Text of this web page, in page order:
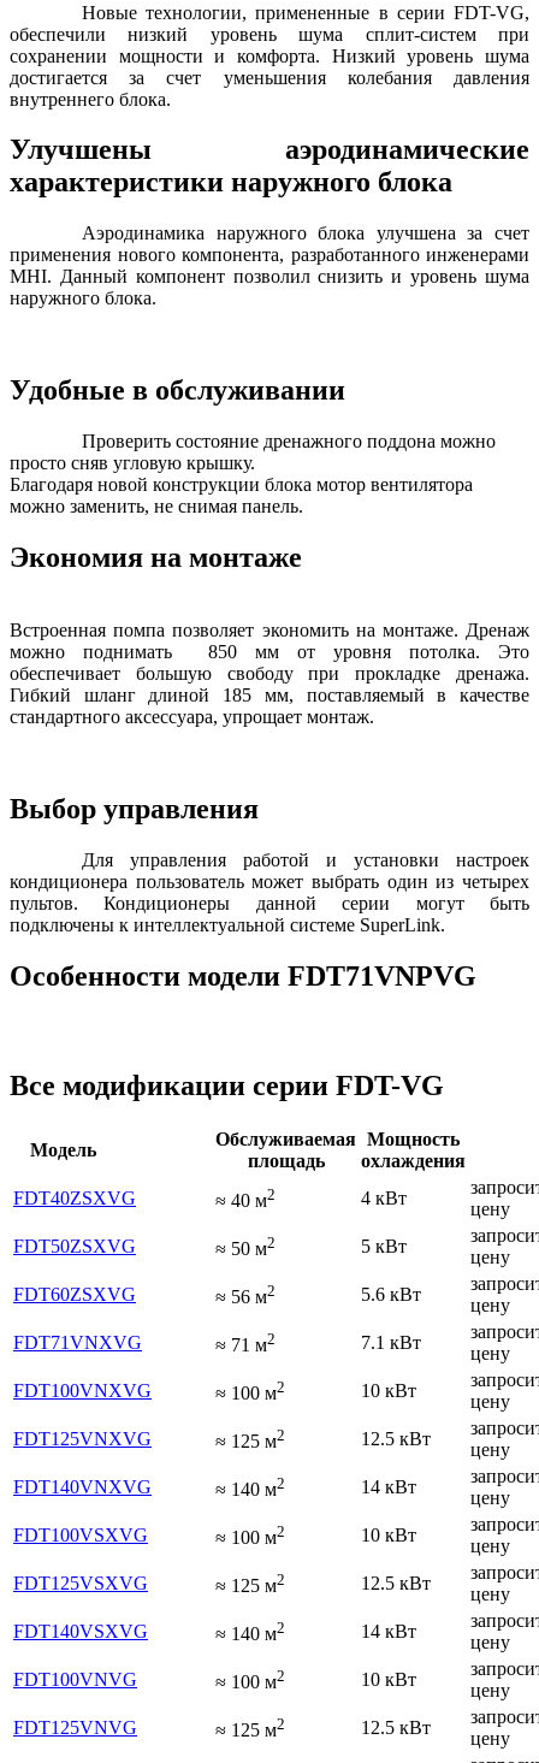
Новые технологии, примененные в серии FDT-VG,
обеспечили низкий уровень шума сплит-систем при
сохранении мощности и комфорта. Низкий уровень шума
достигается за счет уменьшения колебания давления
внутреннего блока.
Улучшены аэродинамические
характеристики наружного блока
Аэродинамика наружного блока улучшена за счет
применения нового компонента, разработанного инженерами
MHI. Данный компонент позволил снизить и уровень шума
наружного блока.
Удобные в обслуживании
Проверить состояние дренажного поддона можно
просто сняв угловую крышку.
Благодаря новой конструкции блока мотор вентилятора
можно заменить, не снимая панель.
Экономия на монтаже
Встроенная помпа позволяет экономить на монтаже. Дренаж
можно поднимать 850 мм от уровня потолка. Это
обеспечивает большую свободу при прокладке дренажа.
Гибкий шланг длиной 185 мм, поставляемый в качестве
стандартного аксессуара, упрощает монтаж.
Выбор управления
Для управления работой и установки настроек
кондиционера пользователь может выбрать один из четырех
пультов. Кондиционеры данной серии могут быть
подключены к интеллектуальной системе SuperLink.
Особенности модели FDT71VNPVG
Все модификации серии FDT-VG
Модель
Обслуживаемая
площадь
Мощность
охлаждения
FDT40ZSXVG
≈ 40 м2 4 кВт
цену
FDT50ZSXVG
≈ 50 м2 5 кВт
цену
FDT60ZSXVG
≈ 56 м2 5.6 кВт
цену
FDT71VNXVG
≈ 71 м2 7.1 кВт
цену
FDT100VNXVG
≈ 100 м2 10 кВт
цену
FDT125VNXVG
≈ 125 м2 12.5 кВт
цену
FDT140VNXVG
≈ 140 м2 14 кВт
цену
FDT100VSXVG
≈ 100 м2 10 кВт
цену
FDT125VSXVG
≈ 125 м2 12.5 кВт
цену
FDT140VSXVG
≈ 140 м2 14 кВт
цену
FDT100VNVG
≈ 100 м2 10 кВт
цену
FDT125VNVG
≈ 125 м2 12.5 кВт
цену